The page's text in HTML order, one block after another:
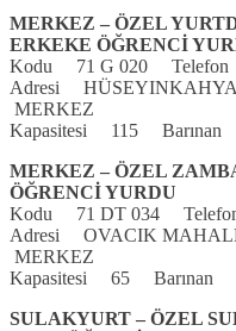
MERKEZ – ÖZEL
ERKEKE ÖĞRENCİ
Kodu 71 G 020 Telefon
Adresi HÜSEYINKAHYA
MERKEZ
Kapasitesi 115
MERKEZ – ÖZEL
ÖĞRENCİ YURDU
Kodu 71 DT 034
Adresi OVACIK
MERKEZ
Kapasitesi 65 Barınan
SULAKYURT – ÖZEL